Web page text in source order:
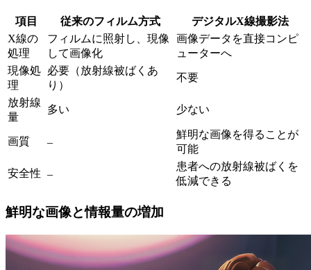
項目 従来のフィルム方式
デジタルX線撮影法
X線の
処理
フィルムに照射し、現像
して画像化
画像データを直接コンピ
ューターへ
現像処
理
必要（放射線被ばくあ
り）
不要
放射線
量
多い 少ない
画質 –
鮮明な画像を得ることが
可能
安全性 –
患者への放射線被ばくを
低減できる
鮮明な画像と情報量の増加